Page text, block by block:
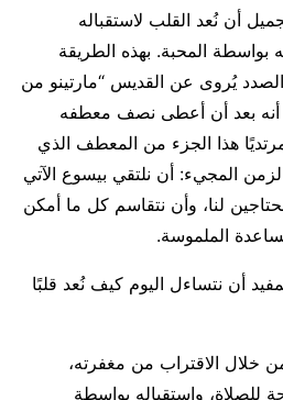
أن نُعد القلب لاستقباله
بواسطة المحبة. بهذه الطريقة
يُروى عن القديس “مارتينو من
أنه بعد أن أعطى نصف معطفه
هذا الجزء من المعطف الذي
المجيء: أن نلتقي بيسوع الآتي
لنا، وأن نتقاسم كل ما أمكن
الملموسة.
أن نتساءل اليوم كيف نُعد قلبًا
خلال الاقتراب من مغفرته،
للصلاة، واستقباله بواسطة